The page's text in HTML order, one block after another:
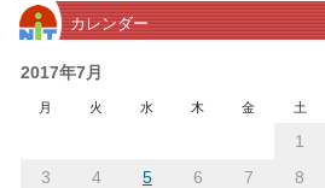
別
ア
ー
カレンダー
2017年7月
月 火 水 木 金 土
1
3
4 5 6 7 8